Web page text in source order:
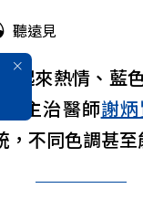
聽遠見
起來熱情、藍
科主治醫師謝
，不同色調甚